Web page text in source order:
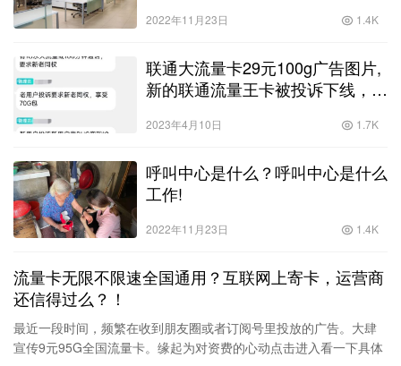
2022年11月23日 1.4K
联通大流量卡29元100g广告图片,
新的联通流量王卡被投诉下线，你
2023年4月10日 1.7K
呼叫中心是什么？呼叫中心是什么
工作!
2022年11月23日 1.4K
流量卡无限不限速全国通用？互联网上寄卡，运营商
还信得过么？！
最近一段时间，频繁在收到朋友圈或者订阅号里投放的广告。大肆
宣传9元95G全国流量卡。缘起为对资费的心动点击进入看一下具体